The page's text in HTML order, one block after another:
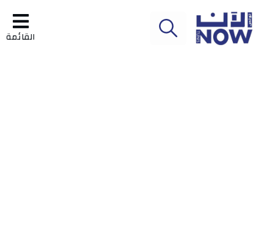
القائمة